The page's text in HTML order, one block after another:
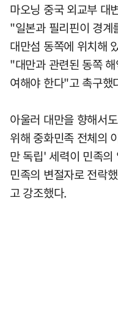
마오닝 중국 외교부 대
"일본과 필리핀이 경계
대만섬 동쪽에 위치해
"대만과 관련된 동쪽
여해야 한다"고 촉구했
아울러 대만을 향해서
위해 중화민족 전체의
만 독립' 세력이 민족의
민족의 변절자로 전락
고 강조했다.